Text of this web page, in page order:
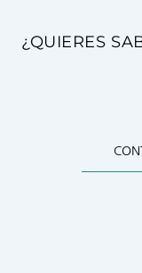
¿QUIERES